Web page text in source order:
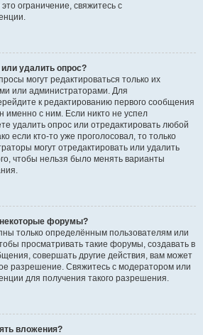
ограничение, свяжитесь с
или удалить опрос?
могут редактироваться только их
или администраторами. Для
к редактированию первого сообщения
именно с ним. Если никто не успел
удалить опрос или отредактировать любой
если кто-то уже проголосовал, то только
могут отредактировать или удалить
чтобы нельзя было менять варианты
форумы?
только определённым пользователям или
просматривать такие форумы, создавать в
совершать другие действия, вам может
разрешение. Свяжитесь с модератором или
для получения такого разрешения.
вложения?